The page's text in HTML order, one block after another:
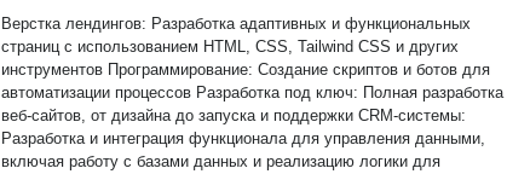
Верстка лендингов: Разработка адаптивных и функциональных
страниц с использованием HTML, CSS, Tailwind CSS и других
инструментов Программирование: Создание скриптов и ботов для
автоматизации процессов Разработка под ключ: Полная разработка
веб-сайтов, от дизайна до запуска и поддержки CRM-системы:
Разработка и интеграция функционала для управления данными,
включая работу с базами данных и реализацию логики для